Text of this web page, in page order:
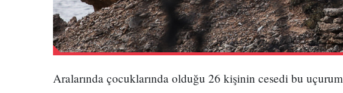
Aralarında çocuklarında olduğu 26 kişinin cesedi bu